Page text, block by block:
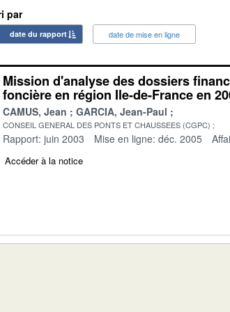
par
date du rapport date de mise en ligne
Mission d'analyse des dossiers
foncière en région Ile-de-France en
CAMUS, Jean GARCIA, Jean-Paul
CONSEIL GENERAL DES PONTS ET CHAUSSEES (CGPC)
Rapport: juin 2003 Mise en ligne: déc. 2005
Accéder à la notice